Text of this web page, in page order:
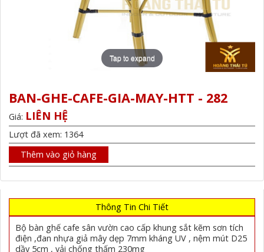
Tap to expand
BAN-GHE-CAFE-GIA-MAY-HTT - 282
Giá: LIÊN HỆ
Lượt đã xem: 1364
Thêm vào giỏ hàng
Thông Tin Chi Tiết
Bộ bàn ghế cafe sân vườn cao cấp khung sắt kẽm sơn tích
điện ,đan nhựa giả mây dẹp 7mm kháng UV , nệm mút D25
dầy 5cm , vải chống thấm 230mg